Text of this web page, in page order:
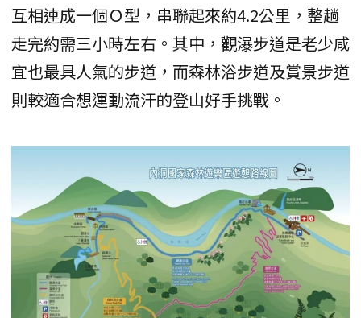
互相連成一個Ｏ型，串聯起來約4.2公里，整趟
走完約需三小時左右。其中，觀瀑步道是老少咸
宜也最具人氣的步道，而森林浴步道及賞景步道
則較適合想運動流汗的登山好手挑戰。